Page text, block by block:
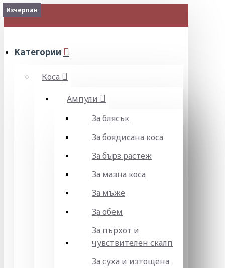
МЕНЮ
Категории
Коса
Ампули
За блясък
За боядисана коса
За бърз растеж
За мазна коса
За мъже
За обем
За пърхот и
чувствителен скалп
За суха и изтощена
Изчерпан
Изчерпан